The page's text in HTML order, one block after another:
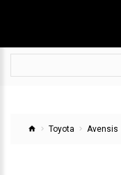
Toyota Avensis